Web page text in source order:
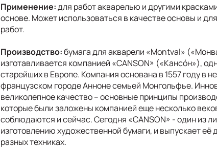
Применение:для работ акварелью и другими
основе. Может использоваться в качестве основы и
работ.
Производство:бумага для акварели «Montval»
изготавливается компанией «CANSON» («Кансóн»),
старейших в Европе. Компания основана в 1557 году в
французском городе Анноне семьей Монгольфье.
великолепное качество – основные принципы
которые были заложены компанией еще несколько
соблюдаются и сейчас. Сегодня «CANSON» - один из
изготовлению художественной бумаги, и выпускает её
разных техниках.